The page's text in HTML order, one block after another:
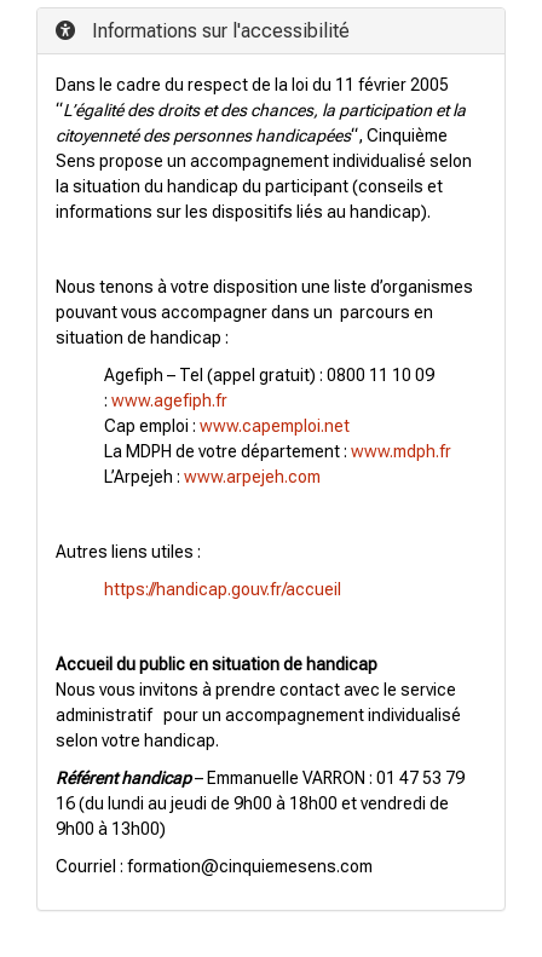
Informations sur l'accessibilité
Dans le cadre du respect de la loi du 11 février 2005
“L’égalité des droits et des chances, la participation et la
citoyenneté des personnes handicapées“, Cinquième
Sens propose un accompagnement individualisé selon
la situation du handicap du participant (conseils et
informations sur les dispositifs liés au handicap).
Nous tenons à votre disposition une liste d’organismes
pouvant vous accompagner dans un parcours en
situation de handicap :
Agefiph – Tel (appel gratuit) : 0800 11 10 09
: www.agefiph.fr
Cap emploi : www.capemploi.net
La MDPH de votre département : www.mdph.fr
L’Arpejeh : www.arpejeh.com
Autres liens utiles :
https://handicap.gouv.fr/accueil
Accueil du public en situation de handicap
Nous vous invitons à prendre contact avec le service
administratif pour un accompagnement individualisé
selon votre handicap.
Référent handicap– Emmanuelle VARRON : 01 47 53 79
16 (du lundi au jeudi de 9h00 à 18h00 et vendredi de
9h00 à 13h00)
Courriel : formation@cinquiemesens.com